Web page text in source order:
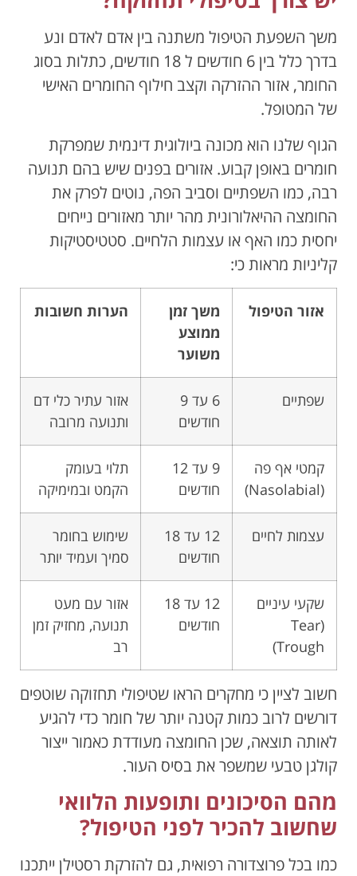
משך השפעת הטיפול משתנה בין אדם לאדם ונע
בדרך כלל בין 6 חודשים ל 18 חודשים, כתלות בסוג
החומר, אזור ההזרקה וקצב חילוף החומרים האישי
של המטופל.
הגוף שלנו הוא מכונה ביולוגית דינמית שמפרקת
חומרים באופן קבוע. אזורים בפנים שיש בהם תנועה
רבה, כמו השפתיים וסביב הפה, נוטים לפרק את
החומצה ההיאלורונית מהר יותר מאזורים נייחים
יחסית כמו האף או עצמות הלחיים. סטטיסטיקות
קליניות מראות כי:
אזור הטיפול
משך זמן
ממוצע
משוער
הערות חשובות
שפתיים
6 עד 9
חודשים
אזור עתיר כלי דם
ותנועה מרובה
קמטי אף פה
(Nasolabial)
9 עד 12
חודשים
תלוי בעומק
הקמט ובמימיקה
עצמות לחיים
12 עד 18
חודשים
שימוש בחומר
סמיך ועמיד יותר
שקעי עיניים
(Tear
Trough)
12 עד 18
חודשים
אזור עם מעט
תנועה, מחזיק זמן
רב
חשוב לציין כי מחקרים הראו שטיפולי תחזוקה שוטפים
דורשים לרוב כמות קטנה יותר של חומר כדי להגיע
לאותה תוצאה, שכן החומצה מעודדת כאמור ייצור
קולגן טבעי שמשפר את בסיס העור.
מהם הסיכונים ותופעות הלוואי
שחשוב להכיר לפני הטיפול?
כמו בכל פרוצדורה רפואית, גם להזרקת רסטילן ייתכנו